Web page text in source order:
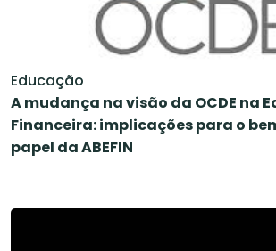
Educação
A mudança na visão da OCDE na
Financeira: implicações para o
papel da ABEFIN